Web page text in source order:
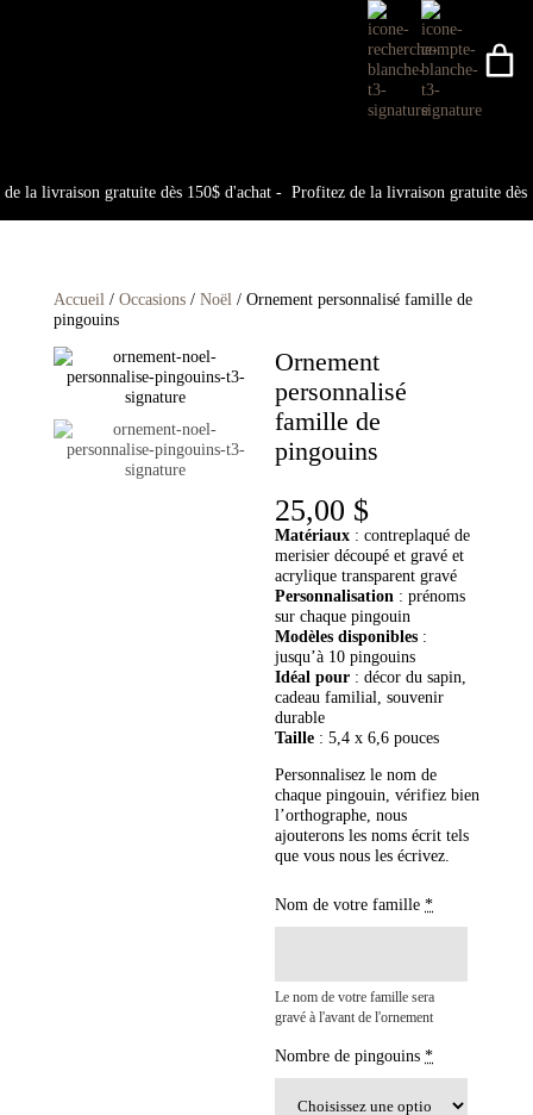
la livraison gratuite dès 150$ d'achat - Profitez de la livraison gratuite dès
Accueil/ Occasions/ Noël/ Ornement personnalisé famille de
pingouins
Ornement
personnalisé
famille de
pingouins
25,00 $
Matériaux : contreplaqué de
merisier découpé et gravé et
acrylique transparent gravé
Personnalisation : prénoms
sur chaque pingouin
Modèles disponibles :
jusqu’à 10 pingouins
Idéal pour : décor du sapin,
cadeau familial, souvenir
durable
Taille : 5,4 x 6,6 pouces
Personnalisez le nom de
chaque pingouin, vérifiez bien
l’orthographe, nous
ajouterons les noms écrit tels
que vous nous les écrivez.
Nom de votre famille *
Le nom de votre famille sera
gravé à l'avant de l'ornement
Nombre de pingouins *